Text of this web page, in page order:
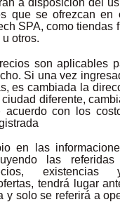
a disposición del
que se ofrezcan en
SPA, como tiendas
otros.
son aplicables
Si una vez
es cambiada la
diferente,
acuerdo con los
en las
las referidas
existencias
tendrá lugar
y solo se referirá a